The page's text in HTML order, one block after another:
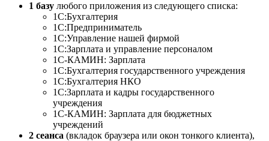
1 базу любого приложения из следующего списка:
1C:Бухгалтерия
1С:Предприниматель
1С:Управление нашей фирмой
1С:Зарплата и управление персоналом
1С-КАМИН: Зарплата
1С:Бухгалтерия государственного учреждения
1C:Бухгалтерия НКО
1С:Зарплата и кадры государственного
учреждения
1С-КАМИН: Зарплата для бюджетных
учреждений
2 сеанса (вкладок браузера или окон тонкого клиента),